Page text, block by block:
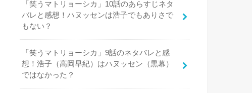
「笑うマトリョーシカ」10話のあらすじネタ
バレと感想！ハヌッセンは浩子でもありさで
もない？
「笑うマトリョーシカ」9話のネタバレと感
想！浩子（高岡早紀）はハヌッセン（黒幕）
ではなかった？